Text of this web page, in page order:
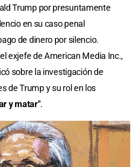
Trump por presuntamente
en su caso penal
de dinero por silencio.
exjefe de American Media Inc.,
sobre la investigación de
de Trump y su rol en los
y matar".